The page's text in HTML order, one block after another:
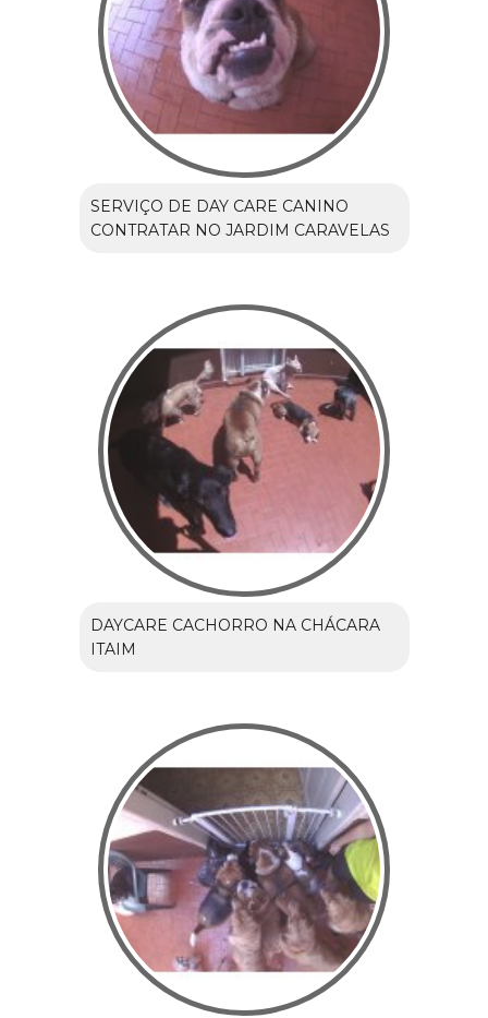
SERVIÇO DE DAY CARE CANINO
CONTRATAR NO JARDIM CARAVELAS
DAYCARE CACHORRO NA CHÁCARA
ITAIM